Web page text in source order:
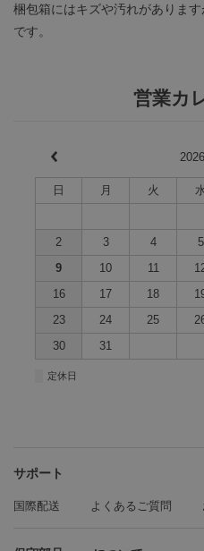
梱包箱にはキズや汚れがありま
です。
営業カ
日 月 火
2
3 4 5
9
10 11
16
17 18
23
24 25
30
31
定休日
サポート
国際配送 よくあるご質問